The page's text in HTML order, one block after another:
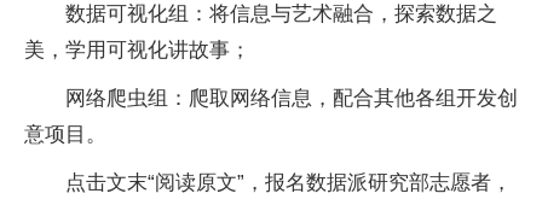
数据可视化组：将信息与艺术融合，探索数据之
美，学用可视化讲故事；
网络爬虫组：爬取网络信息，配合其他各组开发创
意项目。
点击文末“阅读原文”，报名数据派研究部志愿者，